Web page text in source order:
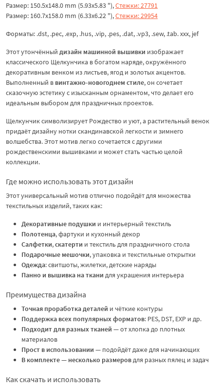
Размер: 150.5x148.0 mm (5.93x5.83 "),Стежки: 27791
Размер: 160.7x158.0 mm (6.33x6.22 "),Стежки: 29954
Форматы: .dst, .pec, .exp, .hus, .vip, .pes, .dat, .vp3, .sew, .tab. xxx, jef
Этот утончённый дизайн машинной вышивки изображает
классического Щелкунчика в богатом наряде, окружённого
декоративным венком из листьев, ягод и золотых акцентов.
Выполненный в винтажно-новогоднем стиле, он сочетает
сказочную эстетику с изысканным орнаментом, что делает его
идеальным выбором для праздничных проектов.
Щелкунчик символизирует Рождество и уют, а растительный венок
придаёт дизайну нотки скандинавской легкости и зимнего
волшебства. Этот мотив легко сочетается с другими
рождественскими вышивками и может стать частью целой
коллекции.
Где можно использовать этот дизайн
Этот универсальный мотив отлично подойдёт для множества
текстильных изделий, таких как:
Декоративные подушки и интерьерный текстиль
Полотенца, фартуки и кухонный декор
Салфетки,скатерти и текстиль для праздничного стола
Подарочные мешочки, упаковка и текстильные открытки
Одежда: свитшоты, жилетки, детские наряды
Панно и вышивка на ткани для украшения интерьера
Преимущества дизайна
Точная проработка деталей и чёткие контуры
Поддержка всех популярных форматов: PES, DST, EXP и др.
Подходит для разных тканей — от хлопка до плотных
материалов
Прост в использовании — подойдёт даже для начинающих
В комплекте — несколько размеров для разных пялец и задач
Как скачать и использовать